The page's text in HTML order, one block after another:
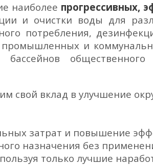
наиболее прогрессивных,
и очистки воды для
потребления,
и
общественного
свой вклад в улучшение
затрат и повышение
назначения без
только лучшие